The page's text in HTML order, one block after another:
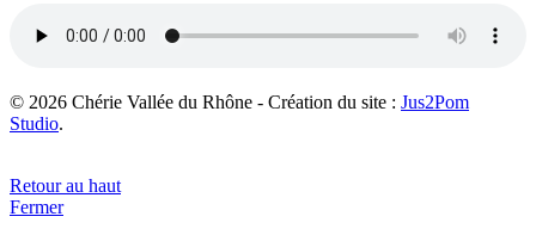
© 2026 Chérie Vallée du Rhône - Création du site : Jus2Pom
Studio.
Retour au haut
Fermer